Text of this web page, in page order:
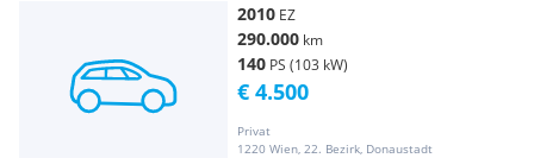
2010 EZ
290.000 km
140 PS (103 kW)
Privat
1220 Wien, 22. Bezirk, Donaustadt
€ 4.500